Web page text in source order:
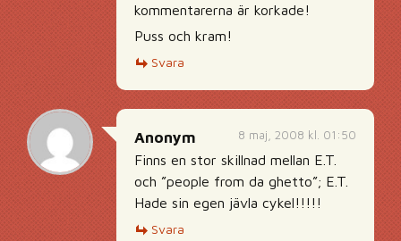
kommentarerna är korkade!
Puss och kram!
Svara
8 maj, 2008 kl. 01:50
Anonym
Finns en stor skillnad mellan E.T.
och ”people from da ghetto”; E.T.
Hade sin egen jävla cykel!!!!!
Svara